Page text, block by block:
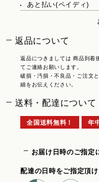
あと払い(ペイディ)
返品について
返品につきましては 商品到着
てご連絡お願いします。
破損・汚損・不良品・ご注文
細をお伝えください。
送料・配達について
全国送料無料！ 年
お届け日時のご指定
配達の日時をご指定頂け